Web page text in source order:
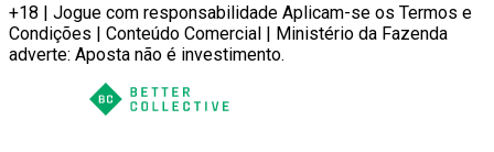
+18 | Jogue com responsabilidade Aplicam-se os Termos e
Condições | Conteúdo Comercial | Ministério da Fazenda
adverte: Aposta não é investimento.